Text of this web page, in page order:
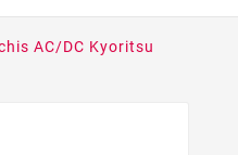
AC/DC Kyoritsu